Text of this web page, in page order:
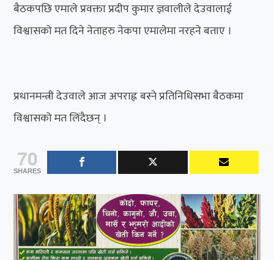
बैठकपछि एमाले प्रवक्ता प्रदीप कुमार ज्ञवालीले देउवालाई
विश्वासको मत दिने नेताहरु नेकपा एमालेमा नरहने बताए ।
प्रधानमन्त्री देउवाले आज अपराह्न बस्ने प्रतिनिधिसभा बैठकमा
विश्वासको मत लिंदैछन् ।
70
SHARES